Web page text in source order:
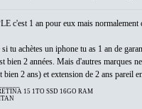
c'est 1 an pour eux mais normalement
tu achètes un iphone tu as 1 an de
bien 2 années. Mais d'autres marques
bien 2 ans) et extension de 2 ans pareil
15 1TO SSD 16GO RAM